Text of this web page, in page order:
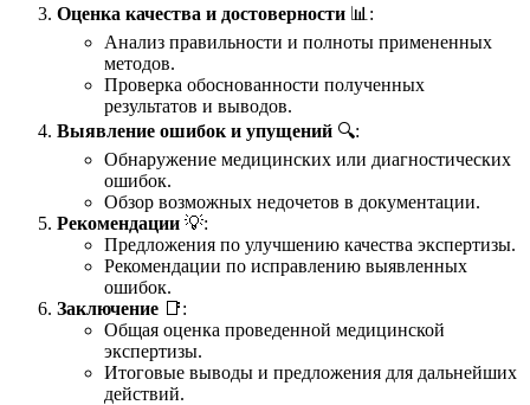
Оценка качества и достоверности 📊:
Анализ правильности и полноты примененных
методов.
Проверка обоснованности полученных
результатов и выводов.
Выявление ошибок и упущений 🔍:
Обнаружение медицинских или диагностических
ошибок.
Обзор возможных недочетов в документации.
Рекомендации 💡:
Предложения по улучшению качества экспертизы.
Рекомендации по исправлению выявленных
ошибок.
Заключение 📑:
Общая оценка проведенной медицинской
экспертизы.
Итоговые выводы и предложения для дальнейших
действий.